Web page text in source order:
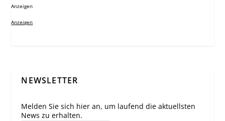
Anzeigen
Anzeigen
NEWSLETTER
Melden Sie sich hier an, um laufend die aktuellsten
News zu erhalten.